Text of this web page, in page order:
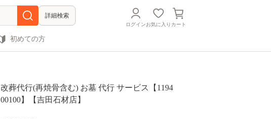
詳細検索
ログインお気に入り カート
初めての方
改葬代行(再焼骨含む) お墓 代行 サービス【1194
00100】【吉田石材店】